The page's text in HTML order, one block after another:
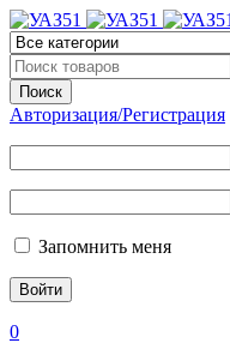
Авторизация/Регистрация
Запомнить меня
0